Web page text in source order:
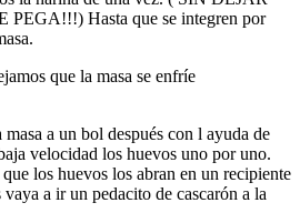
Hasta que se integren por
que la masa se enfríe
a un bol después con l ayuda de
velocidad los huevos uno por uno.
los huevos los abran en un recipiente
a ir un pedacito de cascarón a la